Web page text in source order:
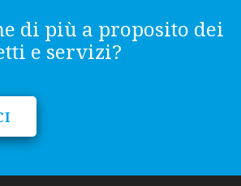
di più a proposito dei
e servizi?